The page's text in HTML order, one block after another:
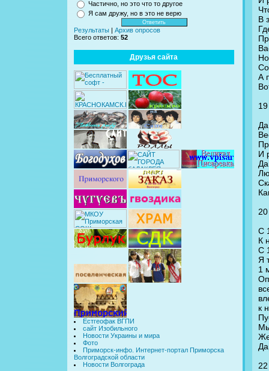
Частично, но это что то другое
Я сам дружу, но в это не верю
Результаты
Архив опросов
Всего ответов: 52
Друзья сайта
Естгеофак ВГПИ
сайт Изобильного
Новости Украины и мира
Фото
Приморск-инфо. Интернет-портал Приморска
Волгоградской области
Новости Волгограда
В
А
19
И
20
С
К
С
Я
1
к
22